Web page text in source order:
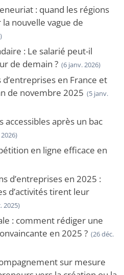
: quand les régions
nouvelle vague de
: Le salarié peut-il
de demain ? (6 janv. 2026)
en France et
de novembre 2025 (5 janv.
accessibles après un bac
en ligne efficace en
d’entreprises en 2025 :
d’activités tirent leur
2025)
: comment rédiger une
en 2025 ? (26 déc.
sur mesure